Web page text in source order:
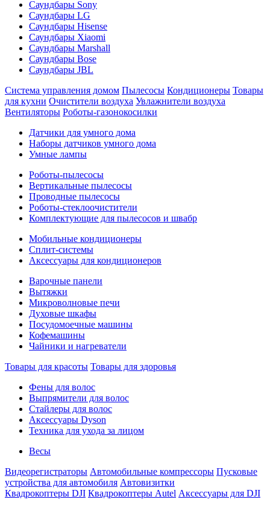
Саундбары Sony
Саундбары LG
Саундбары Hisense
Саундбары Xiaomi
Саундбары Marshall
Саундбары Bose
Саундбары JBL
Система управления домом Пылесосы Кондиционеры Товары
для кухни Очистители воздуха Увлажнители воздуха
Вентиляторы Роботы-газонокосилки
Датчики для умного дома
Наборы датчиков умного дома
Умные лампы
Роботы-пылесосы
Вертикальные пылесосы
Проводные пылесосы
Роботы-стеклоочистители
Комплектующие для пылесосов и швабр
Мобильные кондиционеры
Сплит-системы
Аксессуары для кондиционеров
Варочные панели
Вытяжки
Микроволновые печи
Духовые шкафы
Посудомоечные машины
Кофемашины
Чайники и нагреватели
Товары для красоты Товары для здоровья
Фены для волос
Выпрямители для волос
Стайлеры для волос
Аксессуары Dyson
Техника для ухода за лицом
Весы
Видеорегистраторы Автомобильные компрессоры Пусковые
устройства для автомобиля Автовизитки
Квадрокоптеры DJI Квадрокоптеры Autel Аксессуары для DJI